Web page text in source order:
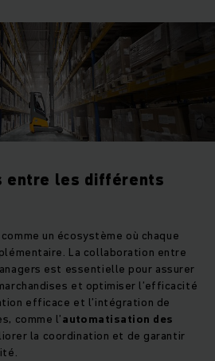
entre les différents
un écosystème où chaque
La collaboration entre
est essentielle pour assurer
et optimiser l’efficacité
efficace et l’intégration de
comme l’automatisation des
la coordination et de garantir